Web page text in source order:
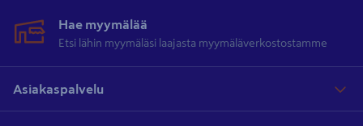
Hae myymälää
Etsi lähin myymäläsi laajasta myymäläverkostostamme
Asiakaspalvelu